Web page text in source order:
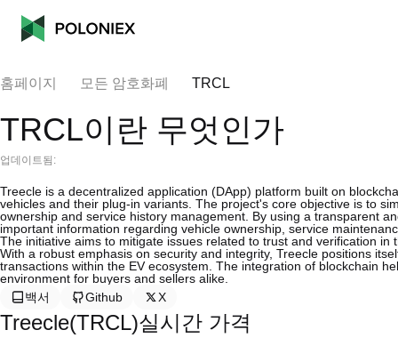
홈페이지 모든 암호화폐 TRCL
TRCL이란 무엇인가
업데이트됨:
Treecle is a decentralized application (DApp) platform built on
vehicles and their plug-in variants. The project's core objective is to
ownership and service history management. By using a transparent
important information regarding vehicle ownership, service
The initiative aims to mitigate issues related to trust and verification
With a robust emphasis on security and integrity, Treecle positions
transactions within the EV ecosystem. The integration of blockchain
environment for buyers and sellers alike.
백서
Github X
Treecle(TRCL)실시간 가격